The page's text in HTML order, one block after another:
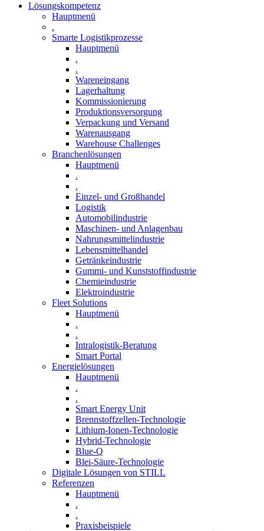
Lösungskompetenz
Hauptmenü
.
Smarte Logistikprozesse
Hauptmenü
.
.
Wareneingang
Lagerhaltung
Kommissionierung
Produktionsversorgung
Verpackung und Versand
Warenausgang
Warehouse Challenges
Branchenlösungen
Hauptmenü
.
.
Einzel- und Großhandel
Logistik
Automobilindustrie
Maschinen- und Anlagenbau
Nahrungsmittelindustrie
Lebensmittelhandel
Getränkeindustrie
Gummi­- und Kunststoffindustrie
Chemieindustrie
Elektroindustrie
Fleet Solutions
Hauptmenü
.
.
Intralogistik-Beratung
Smart Portal
Energielösungen
Hauptmenü
.
.
Smart Energy Unit
Brennstoffzellen-Technologie
Lithium-Ionen-Technologie
Hybrid-Technologie
Blue-Q
Blei-Säure-Technologie
Digitale Lösungen von STILL
Referenzen
Hauptmenü
.
.
Praxisbeispiele